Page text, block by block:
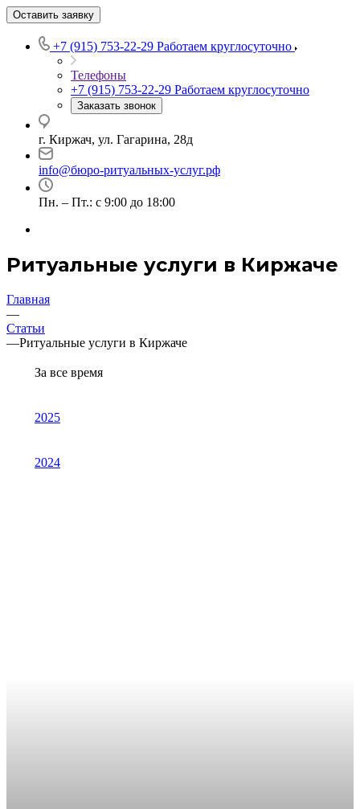
Оставить заявку
+7 (915) 753-22-29 Работаем круглосуточно
Телефоны
+7 (915) 753-22-29 Работаем круглосуточно
Заказать звонок
г. Киржач, ул. Гагарина, 28д
info@бюро-ритуальных-услуг.рф
Пн. – Пт.: с 9:00 до 18:00
Ритуальные услуги в Киржаче
Главная
—
Статьи
—Ритуальные услуги в Киржаче
За все время
2025
2024